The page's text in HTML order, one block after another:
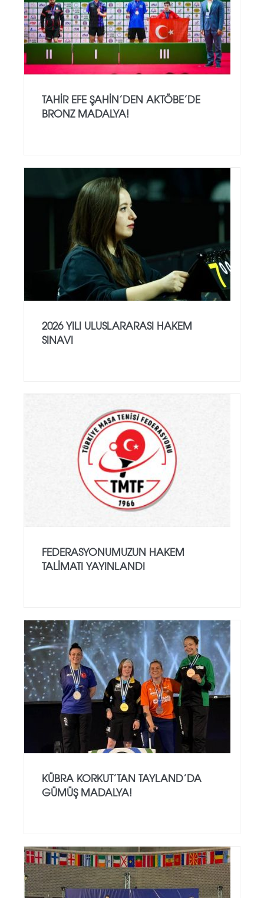
TAHIR EFE ŞAHIN’DEN AKTÖBE’DE
BRONZ MADALYA!
2026 YILI ULUSLARARASI HAKEM
SINAVI
FEDERASYONUMUZUN HAKEM
TALIMATI YAYINLANDI
KÜBRA KORKUT’TAN TAYLAND’DA
GÜMÜŞ MADALYA!